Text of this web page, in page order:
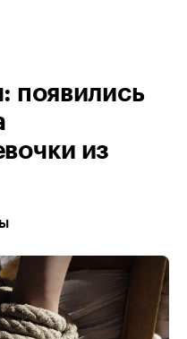
появились
из